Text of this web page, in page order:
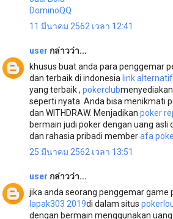
DominoQQ
11 มีนาคม 2562 เวลา 12:41
user กล่าวว่า...
khusus buat anda para penggemar
dan terbaik di indonesia link
yang terbaik , pokerclub
seperti nyata. Anda bisa menikmati
dan WITHDRAW. Menjadikan poker
bermain judi poker dengan uang
dan rahasia pribadi memberafa
25 มีนาคม 2562 เวลา 13:51
user กล่าวว่า...
jika anda seorang penggemar game
lapak303 2019di dalam situs
dengan bermain menggunakan